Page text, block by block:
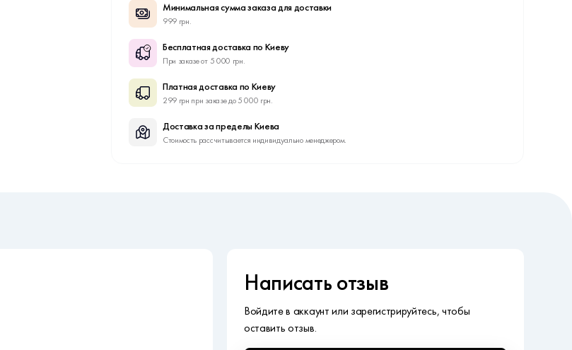
Минимальная сумма заказа для доставки
999 грн.
Бесплатная доставка по Киеву
При заказе от 5 000 грн.
Платная доставка по Киеву
299 грн при заказе до 5 000 грн.
Доставка за пределы Киева
Стоимость рассчитывается индивидуально менеджером.
Написать отзыв
Войдите в аккаунт или зарегистрируйтесь, чтобы
оставить отзыв.